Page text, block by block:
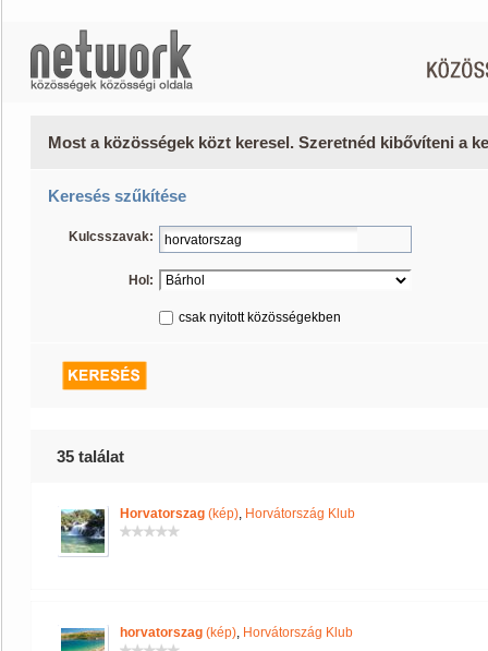
Most a közösségek közt keresel. Szeretnéd kibővíteni a
Keresés szűkítése
Kulcsszavak:
Hol:
csak nyitott közösségekben
35 találat
Horvatorszag (kép), Horvátország Klub
horvatorszag (kép), Horvátország Klub